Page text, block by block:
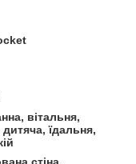
вітальня,
їдальня,
стіна,